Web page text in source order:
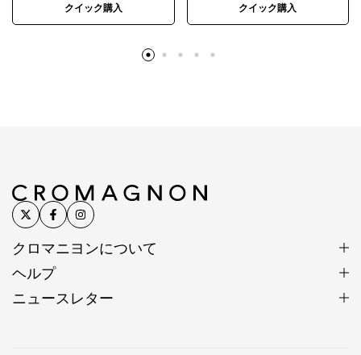
細部にこだわり抜いた美しさ
制作は細部までこだわることで美しさと心地よさを追
※カレンシルバー、天然石、アンティークビーズは素
材の特性上、刻印や形、色合い、風合い、小さなキズ
など個体差があります。素材や製法の特性としてご理
解ください。
※入荷時期によって色味、形状、表情に若干の違いが
クイック購入 クイック購入
クロマニヨンについて
ヘルプ
ニュースレター